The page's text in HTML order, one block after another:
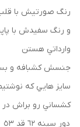
رنگ صورتيش با
و رنگ سفيدش با
وارداتي هستن
جنسش كشبافه و
كشساني رو براش در
دور سينه ٦٢ قد ٥٣